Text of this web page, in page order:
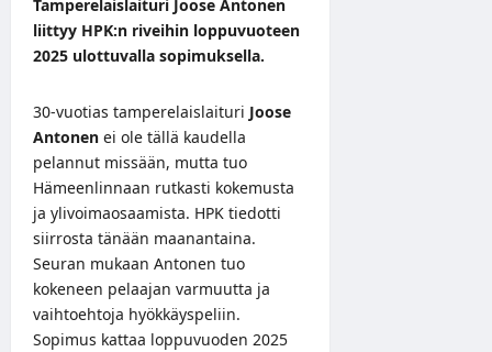
Tamperelaislaituri Joose Antonen
liittyy HPK:n riveihin loppuvuoteen
2025 ulottuvalla sopimuksella.
30-vuotias tamperelaislaituri Joose
Antonen ei ole tällä kaudella
pelannut missään, mutta tuo
Hämeenlinnaan rutkasti kokemusta
ja ylivoimaosaamista. HPK tiedotti
siirrosta tänään maanantaina.
Seuran mukaan Antonen tuo
kokeneen pelaajan varmuutta ja
vaihtoehtoja hyökkäyspeliin.
Sopimus kattaa loppuvuoden 2025